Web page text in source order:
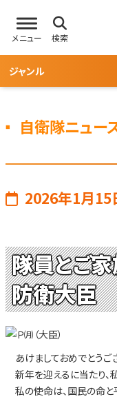
メニュー 検索
ジャンル
自衛隊ニュー
2026年1月15
隊員とご家
防衛大
あけましておめでとうご
新年を迎えるに当たり、
私の使命は、国民の命と